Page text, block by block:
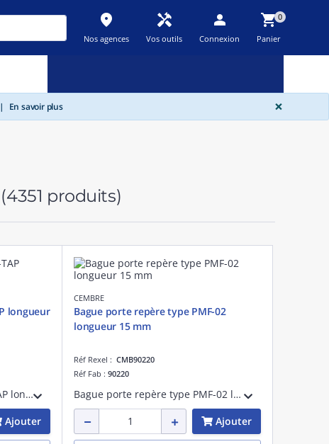
place
Nos agences
handyman
Vos outils
person
Connexion
shopping_cart0
Panier
| En savoir plus ×
(4351 produits)
longueur
Rail de repérage type RTA-TAP longueur 430 mm gris
Ajouter
CEMBRE
Bague porte repère type PMF-02
longueur 15 mm
Réf Rexel : CMB90220
Réf Fab : 90220
Bague porte repère type PMF-02 longueur 15 mm
Ajouter